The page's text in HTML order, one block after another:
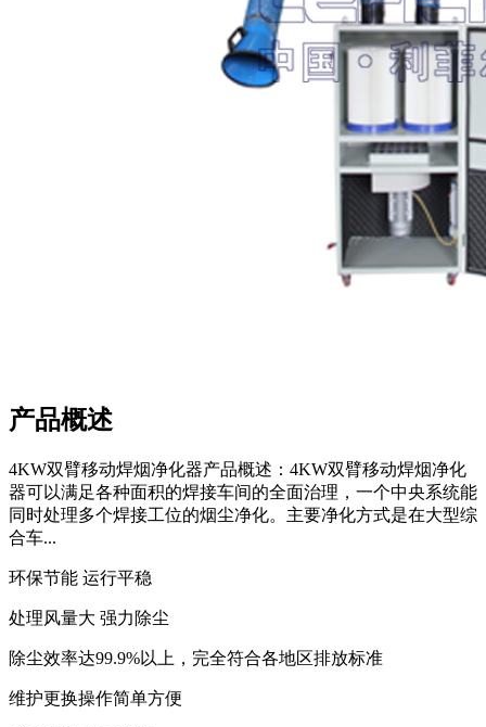
产品概述
4KW双臂移动焊烟净化器产品概述：4KW双臂移动焊烟净化
器可以满足各种面积的焊接车间的全面治理，一个中央系统能
同时处理多个焊接工位的烟尘净化。主要净化方式是在大型综
合车...
环保节能 运行平稳
处理风量大 强力除尘
除尘效率达99.9%以上，完全符合各地区排放标准
维护更换操作简单方便